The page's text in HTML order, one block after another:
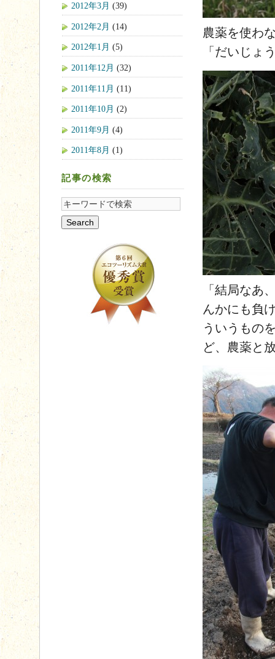
農薬を使わ
「だいじょ
「結局なあ
んかにも負
ういうもの
ど、農薬と
2012年3月 (39)
2012年2月 (14)
2012年1月 (5)
2011年12月 (32)
2011年11月 (11)
2011年10月 (2)
2011年9月 (4)
2011年8月 (1)
記事の検索